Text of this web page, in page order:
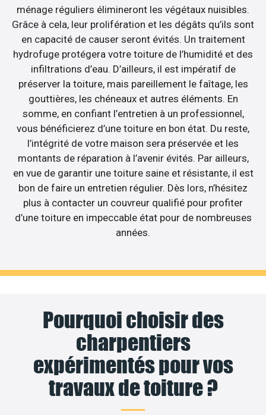
ménage réguliers élimineront les végétaux nuisibles.
Grâce à cela, leur prolifération et les dégâts qu’ils sont
en capacité de causer seront évités. Un traitement
hydrofuge protégera votre toiture de l’humidité et des
infiltrations d’eau. D’ailleurs, il est impératif de
préserver la toiture, mais pareillement le faîtage, les
gouttières, les chéneaux et autres éléments. En
somme, en confiant l’entretien à un professionnel,
vous bénéficierez d’une toiture en bon état. Du reste,
l’intégrité de votre maison sera préservée et les
montants de réparation à l’avenir évités. Par ailleurs,
en vue de garantir une toiture saine et résistante, il est
bon de faire un entretien régulier. Dès lors, n’hésitez
plus à contacter un couvreur qualifié pour profiter
d’une toiture en impeccable état pour de nombreuses
années.
Pourquoi choisir des
charpentiers
expérimentés pour vos
travaux de toiture ?